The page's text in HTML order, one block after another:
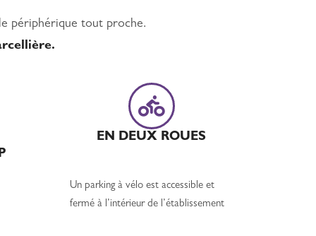
périphérique tout proche.
EN DEUX ROUES
Un parking à vélo est accessible et
fermé à l’intérieur de l’établissement